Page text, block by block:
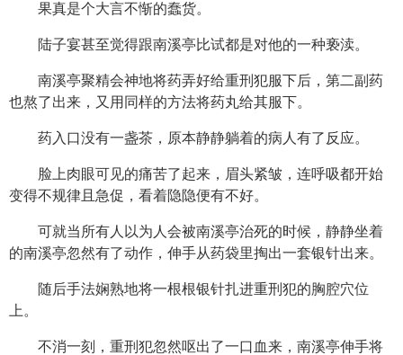
果真是个大言不惭的蠢货。
陆子宴甚至觉得跟南溪亭比试都是对他的一种亵渎。
南溪亭聚精会神地将药弄好给重刑犯服下后，第二副药
也熬了出来，又用同样的方法将药丸给其服下。
药入口没有一盏茶，原本静静躺着的病人有了反应。
脸上肉眼可见的痛苦了起来，眉头紧皱，连呼吸都开始
变得不规律且急促，看着隐隐便有不好。
可就当所有人以为人会被南溪亭治死的时候，静静坐着
的南溪亭忽然有了动作，伸手从药袋里掏出一套银针出来。
随后手法娴熟地将一根根银针扎进重刑犯的胸腔穴位
上。
不消一刻，重刑犯忽然呕出了一口血来，南溪亭伸手将